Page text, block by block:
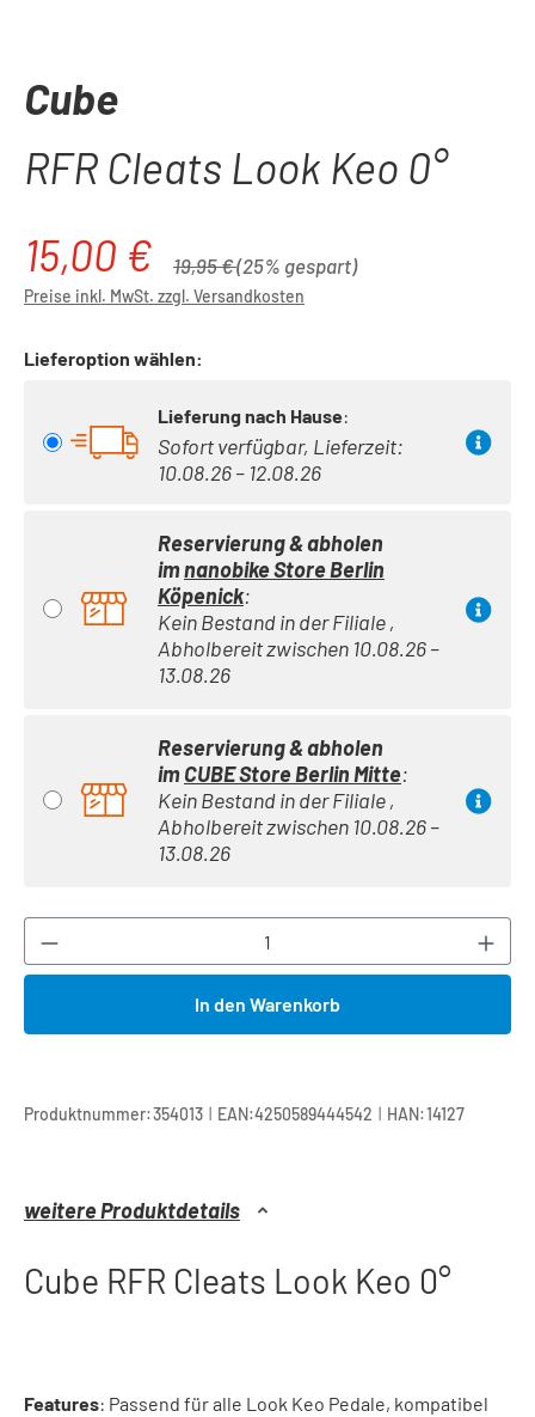
Cube
RFR Cleats Look Keo 0°
Verkaufspreis:
15,00 € Regulärer Preis:
19,95 €(25% gespart)
Preise inkl. MwSt. zzgl. Versandkosten
Lieferoption wählen:
Lieferung nach Hause:
Sofort verfügbar, Lieferzeit:
10.08.26 – 12.08.26
Reservierung & abholen
imnanobike Store Berlin
Köpenick:
Kein Bestand in der Filiale ,
Abholbereit zwischen 10.08.26 –
13.08.26
Reservierung & abholen
imCUBE Store Berlin Mitte:
Kein Bestand in der Filiale ,
Abholbereit zwischen 10.08.26 –
13.08.26
Produkt Anzahl: Gib den gewünschten
In den Warenkorb
Produktnummer:354013 | EAN:4250589444542 | HAN:14127
weitere Produktdetails
Cube RFR Cleats Look Keo 0°
Features: Passend für alle Look Keo Pedale, kompatibel